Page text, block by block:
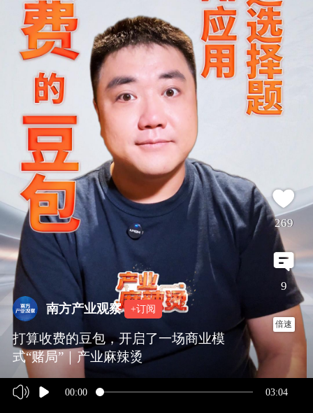
南方产业观察 +订阅
打算收费的豆包，开启了一场商业模
式“赌局”｜产业麻辣烫
00:00 03:04
269
9
倍速